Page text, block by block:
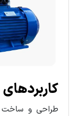
طراحی و ساخت